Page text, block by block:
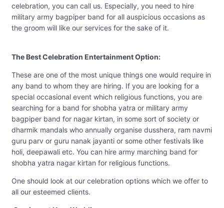
celebration, you can call us. Especially, you need to hire
military army bagpiper band for all auspicious occasions as
the groom will like our services for the sake of it.
The Best Celebration Entertainment Option:
These are one of the most unique things one would require in
any band to whom they are hiring. If you are looking for a
special occasional event which religious functions, you are
searching for a band for shobha yatra or military army
bagpiper band for nagar kirtan, in some sort of society or
dharmik mandals who annually organise dusshera, ram navmi
guru parv or guru nanak jayanti or some other festivals like
holi, deepawali etc. You can hire army marching band for
shobha yatra nagar kirtan for religious functions.
One should look at our celebration options which we offer to
all our esteemed clients.